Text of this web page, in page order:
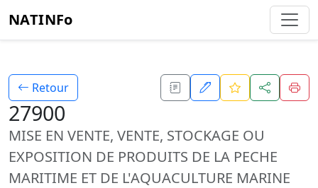
NATINFo
Retour
27900
MISE EN VENTE, VENTE, STOCKAGE OU
EXPOSITION DE PRODUITS DE LA PECHE
MARITIME ET DE L'AQUACULTURE MARINE